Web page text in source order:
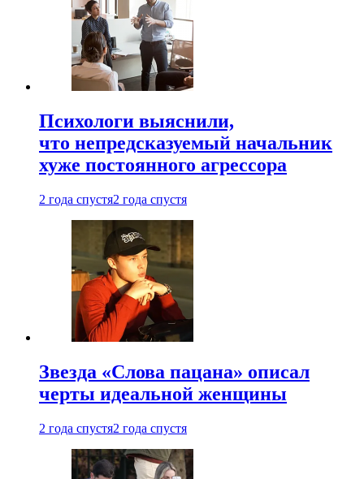
Психологи выяснили,
что непредсказуемый начальник
хуже постоянного агрессора
2 года спустя2 года спустя
Звезда «Слова пацана» описал
черты идеальной женщины
2 года спустя2 года спустя